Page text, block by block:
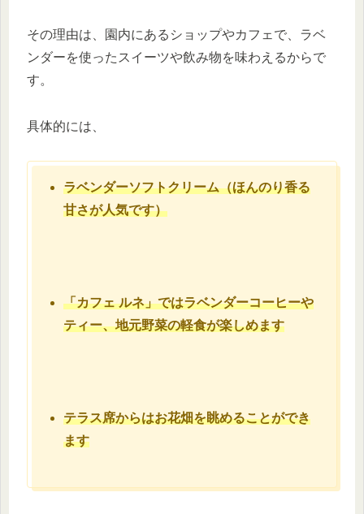
その理由は、園内にあるショップやカフェで、ラベ
ンダーを使ったスイーツや飲み物を味わえるからで
す。
具体的には、
ラベンダーソフトクリーム（ほんのり香る
甘さが人気です）
「カフェ ルネ」ではラベンダーコーヒーや
ティー、地元野菜の軽食が楽しめます
テラス席からはお花畑を眺めることができ
ます